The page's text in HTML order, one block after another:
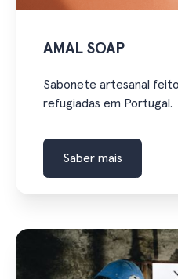
AMAL SOAP
Sabonete artesanal
refugiadas em Portugal.
Saber mais